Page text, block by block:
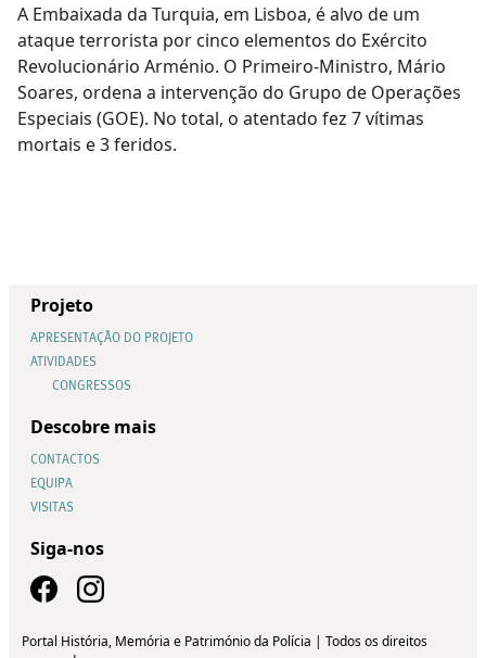
A Embaixada da Turquia, em Lisboa, é alvo de um
ataque terrorista por cinco elementos do Exército
Revolucionário Arménio. O Primeiro-Ministro, Mário
Soares, ordena a intervenção do Grupo de Operações
Especiais (GOE). No total, o atentado fez 7 vítimas
mortais e 3 feridos.
Projeto
APRESENTAÇÃO DO PROJETO
ATIVIDADES
CONGRESSOS
Descobre mais
CONTACTOS
EQUIPA
VISITAS
Siga-nos
Portal História, Memória e Património da Polícia | Todos os direitos